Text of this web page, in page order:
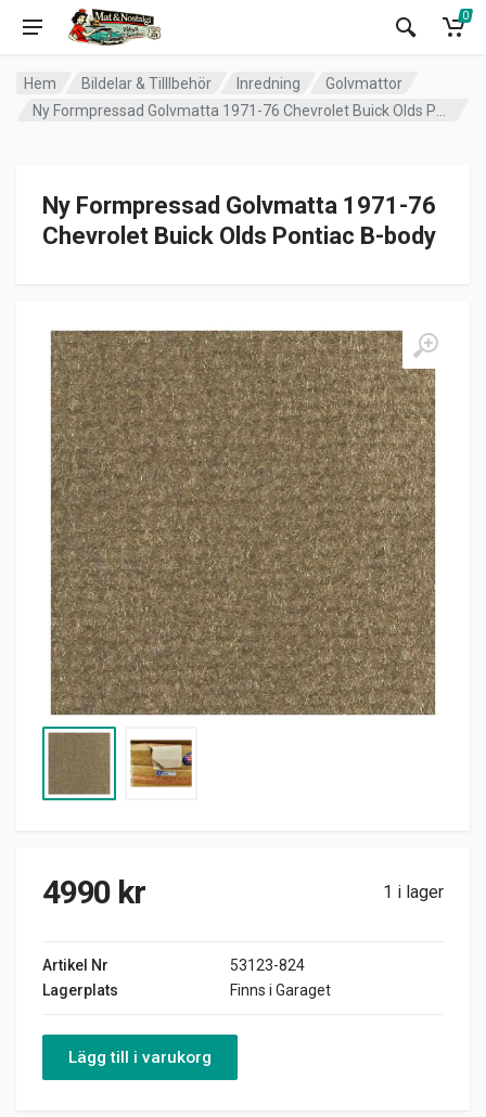
0
Hem Bildelar & Tilllbehör Inredning
Golvmattor
Ny Formpressad Golvmatta 1971-76
Chevrolet Buick Olds Pontiac B-body
4990 kr 1 i lager
Artikel Nr
53123-824
Lagerplats
Finns i Garaget
Lägg till i varukorg